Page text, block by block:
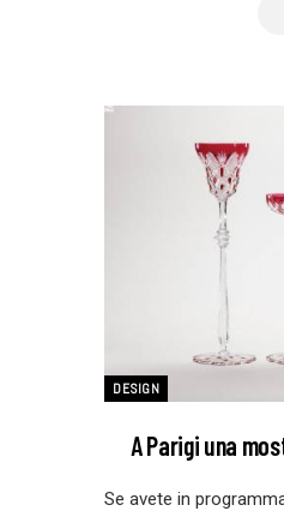
DESIGN
A Parigi una
Se avete in